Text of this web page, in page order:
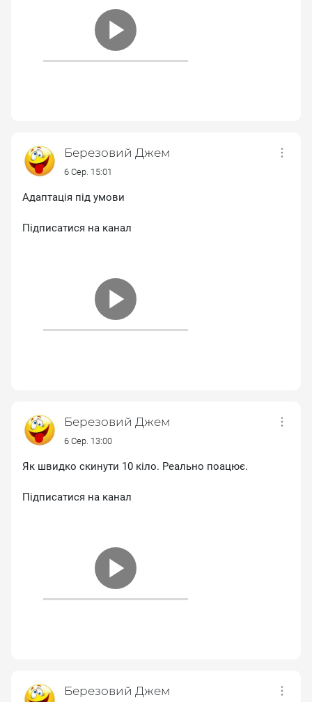
Березовий Джем
6 Сер. 15:01
Адаптація під умови
Підписатися на канал
Березовий Джем
6 Сер. 13:00
Як швидко скинути 10 кіло. Реально поацює.
Підписатися на канал
Березовий Джем